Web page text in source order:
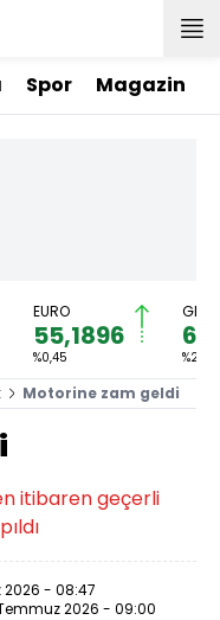
Spor Magazin
EURO
55,1896
%0,45 %2,59
Motorine zam geldi
itibaren geçerli
- 08:47
2026 - 09:00